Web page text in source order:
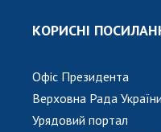
КОРИСНІ
Офіс Президента
Верховна Рада України
Урядовий портал